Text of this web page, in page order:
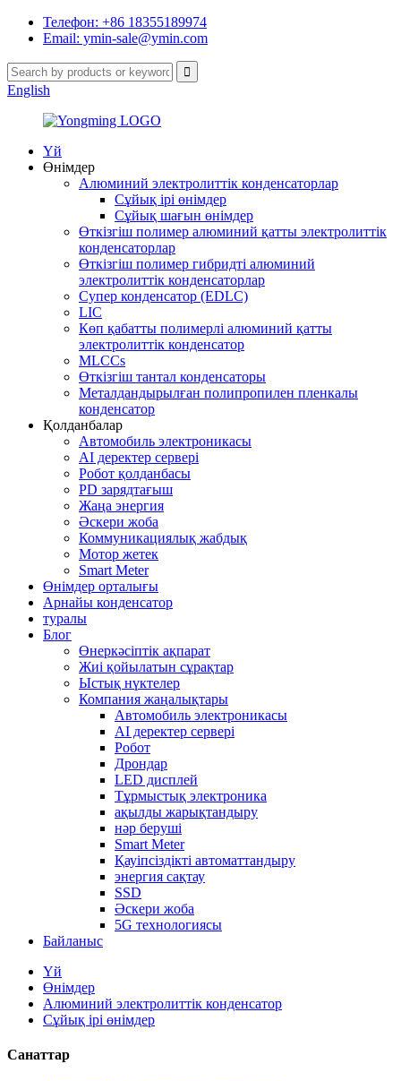
Телефон: +86 18355189974
Email: ymin-sale@ymin.com
English
Үй
Өнімдер
Алюминий электролиттік конденсаторлар
Сұйық ірі өнімдер
Сұйық шағын өнімдер
Өткізгіш полимер алюминий қатты электролиттік
конденсаторлар
Өткізгіш полимер гибридті алюминий
электролиттік конденсаторлар
Супер конденсатор (EDLC)
LIC
Көп қабатты полимерлі алюминий қатты
электролиттік конденсатор
MLCCs
Өткізгіш тантал конденсаторы
Металдандырылған полипропилен пленкалы
конденсатор
Қолданбалар
Автомобиль электроникасы
AI деректер сервері
Робот қолданбасы
PD зарядтағыш
Жаңа энергия
Әскери жоба
Коммуникациялық жабдық
Мотор жетек
Smart Meter
Өнімдер орталығы
Арнайы конденсатор
туралы
Блог
Өнеркәсіптік ақпарат
Жиі қойылатын сұрақтар
Ыстық нүктелер
Компания жаңалықтары
Автомобиль электроникасы
AI деректер сервері
Робот
Дрондар
LED дисплей
Тұрмыстық электроника
ақылды жарықтандыру
нәр беруші
Smart Meter
Қауіпсіздікті автоматтандыру
энергия сақтау
SSD
Әскери жоба
5G технологиясы
Байланыс
Үй
Өнімдер
Алюминий электролиттік конденсатор
Сұйық ірі өнімдер
Санаттар